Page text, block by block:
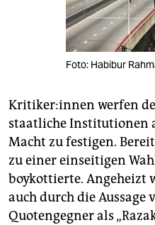
Foto: Habibur
Kri­ti­ke­r:in­nen werfen
staatliche Institutionen
Macht zu festigen.
zu einer einseitigen
boykottierte. Angeheizt
auch durch die Aussage
Quotengegner als